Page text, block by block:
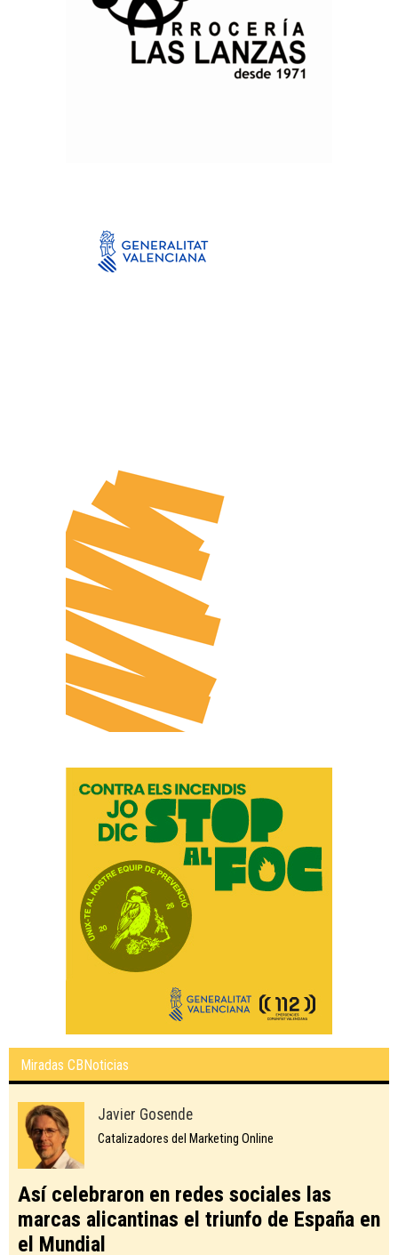
Miradas CBNoticias
Javier Gosende
Catalizadores del Marketing Online
Así celebraron en redes sociales las
marcas alicantinas el triunfo de España en
el Mundial